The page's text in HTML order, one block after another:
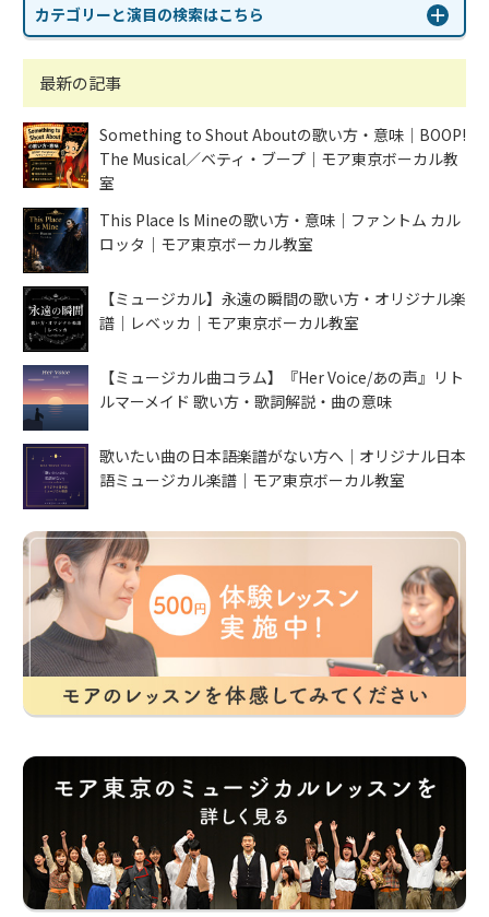
最新の記事
Something to Shout Aboutの歌い方・意味｜BOOP!
The Musical／ベティ・ブープ｜モア東京ボーカル教
室
This Place Is Mineの歌い方・意味｜ファントム カル
ロッタ｜モア東京ボーカル教室
【ミュージカル】永遠の瞬間の歌い方・オリジナル楽
譜｜レベッカ｜モア東京ボーカル教室
【ミュージカル曲コラム】『Her Voice/あの声』リト
ルマーメイド 歌い方・歌詞解説・曲の意味
歌いたい曲の日本語楽譜がない方へ｜オリジナル日本
語ミュージカル楽譜｜モア東京ボーカル教室
カテゴリーと演目の検索はこちら